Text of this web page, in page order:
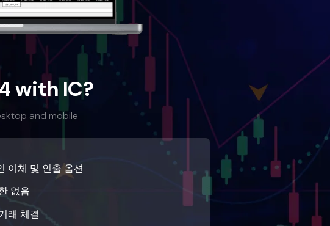
with IC?
and mobile
이체 및 인출 옵션
없음
래 체결